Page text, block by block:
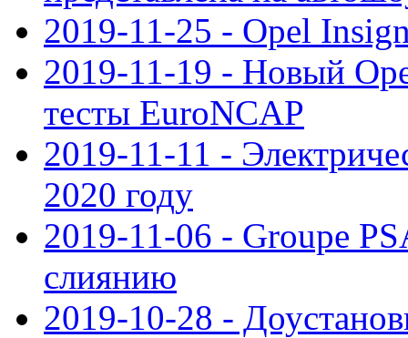
2019-11-25 - Opel
2019-11-19 - Новый
тесты EuroNCAP
2019-11-11 -
2020 году
2019-11-06 - Groupe
слиянию
2019-10-28 -